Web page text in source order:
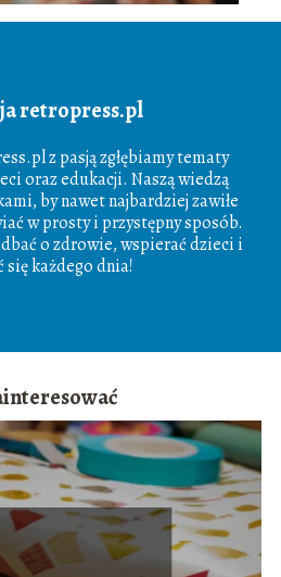
retropress.pl
z pasją zgłębiamy tematy
oraz edukacji. Naszą wiedzą
by nawet najbardziej zawiłe
w prosty i przystępny sposób.
o zdrowie, wspierać dzieci i
się każdego dnia!